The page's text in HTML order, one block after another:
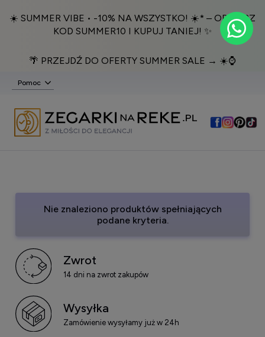
☀️ SUMMER VIBE • -10% NA WSZYSTKO! ☀️* – ODBIERZ
KOD SUMMER10 I KUPUJ TANIEJ! ✨
🌴 PRZEJDŹ DO OFERTY SUMMER SALE → ☀️⌚️
Pomoc
Nie znaleziono produktów spełniających
podane kryteria.
Zwrot
14 dni na zwrot zakupów
Wysyłka
Zamówienie wysyłamy już w 24h